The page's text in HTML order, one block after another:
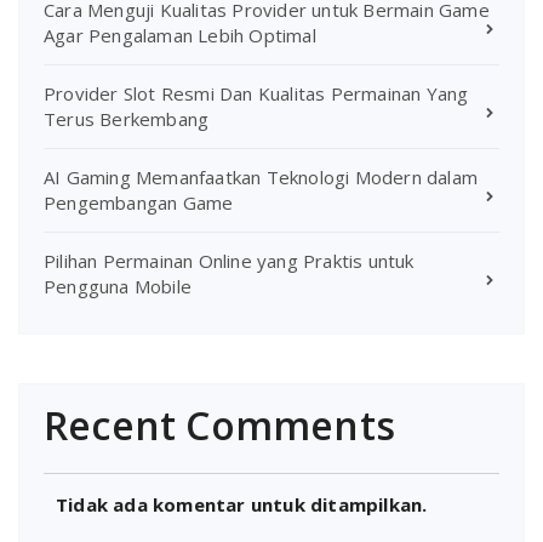
Cara Menguji Kualitas Provider untuk Bermain Game
Agar Pengalaman Lebih Optimal
Provider Slot Resmi Dan Kualitas Permainan Yang
Terus Berkembang
AI Gaming Memanfaatkan Teknologi Modern dalam
Pengembangan Game
Pilihan Permainan Online yang Praktis untuk
Pengguna Mobile
Recent Comments
Tidak ada komentar untuk ditampilkan.